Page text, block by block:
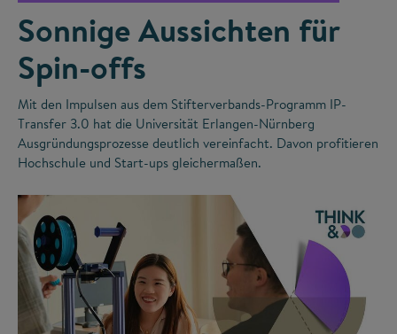
Sonnige Aussichten für
Spin-offs
Mit den Impulsen aus dem Stifterverbands-Programm IP-
Transfer 3.0 hat die Universität Erlangen-Nürnberg
Ausgründungsprozesse deutlich vereinfacht. Davon profitieren
Hochschule und Start-ups gleichermaßen.